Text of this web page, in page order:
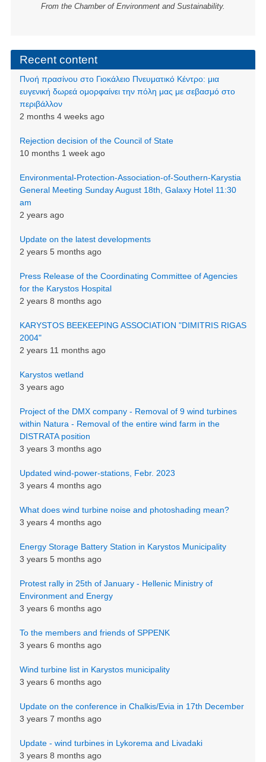
From the Chamber of Environment and Sustainability.
Recent content
Πνοή πρασίνου στο Γιοκάλειο Πνευματικό Κέντρο: μια
ευγενική δωρεά ομορφαίνει την πόλη μας με σεβασμό στο
περιβάλλον
2 months 4 weeks ago
Rejection decision of the Council of State
10 months 1 week ago
Environmental-Protection-Association-of-Southern-Karystia
General Meeting Sunday August 18th, Galaxy Hotel 11:30
am
2 years ago
Update on the latest developments
2 years 5 months ago
Press Release of the Coordinating Committee of Agencies
for the Karystos Hospital
2 years 8 months ago
KARYSTOS BEEKEEPING ASSOCIATION "DIMITRIS RIGAS
2004"
2 years 11 months ago
Karystos wetland
3 years ago
Project of the DMX company - Removal of 9 wind turbines
within Natura - Removal of the entire wind farm in the
DISTRATA position
3 years 3 months ago
Updated wind-power-stations, Febr. 2023
3 years 4 months ago
What does wind turbine noise and photoshading mean?
3 years 4 months ago
Energy Storage Battery Station in Karystos Municipality
3 years 5 months ago
Protest rally in 25th of January - Hellenic Ministry of
Environment and Energy
3 years 6 months ago
To the members and friends of SPPENK
3 years 6 months ago
Wind turbine list in Karystos municipality
3 years 6 months ago
Update on the conference in Chalkis/Evia in 17th December
3 years 7 months ago
Update - wind turbines in Lykorema and Livadaki
3 years 8 months ago